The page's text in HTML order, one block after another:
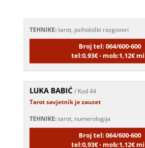
Broj tel: 064/600-600
tel:0,93€ - mob:1,12€ min
LUKA BABIĆ/ Kod 44
Tarot savjetnik je zauzet
Broj tel: 064/600-600
tel:0,93€ - mob:1,12€ min